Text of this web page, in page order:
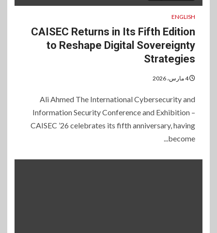
ENGLISH
CAISEC Returns in Its Fifth Edition
to Reshape Digital Sovereignty
Strategies
4 مارس، 2026
Ali Ahmed The International Cybersecurity and
Information Security Conference and Exhibition –
CAISEC ’26 celebrates its fifth anniversary, having
become...